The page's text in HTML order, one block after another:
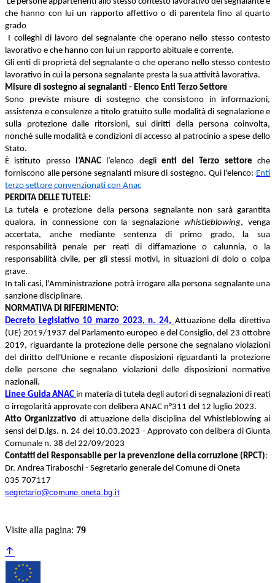
che hanno con lui un rapporto affettivo o di parentela fino al quarto
grado
I colleghi di lavoro del segnalante che operano nello stesso contesto
lavorativo e che hanno con lui un rapporto abituale e corrente.
Gli enti di proprietà del segnalante o che operano nello stesso contesto
lavorativo in cui la persona segnalante presta la sua attività lavorativa.
Misure di sostegno ai segnalanti - Elenco Enti Terzo Settore
Sono previste misure di sostegno che consistono in informazioni,
assistenza e consulenze a titolo gratuito sulle modalità di segnalazione e
sulla protezione dalle ritorsioni, sui diritti della persona coinvolta,
nonché sulle modalità e condizioni di accesso al patrocinio a spese dello
Stato.
È istituto presso
l’ANACl’elenco degli enti del Terzo settore che
forniscono alle persone segnalanti misure di sostegno. Qui l'elenco: Enti
terzo settore convenzionati con Anac
PERDITA DELLE TUTELE:
La tutela e protezione della persona segnalante non sarà garantita
qualora, in connessione con la segnalazionewhistleblowing, venga
accertata, anche mediante sentenza di primo grado, la sua
responsabilità penale per reati di diffamazione o calunnia, o la
responsabilità civile, per gli stessi motivi, in situazioni di dolo o colpa
grave.
In tali casi, l'Amministrazione potrà irrogare alla persona segnalante una
sanzione disciplinare.
NORMATIVA DI RIFERIMENTO:
Decreto Legislativo 10 marzo 2023, n. 24, Attuazione della direttiva
(UE) 2019/1937 del Parlamento europeo e del Consiglio, del 23 ottobre
2019, riguardante la protezione delle persone che segnalano violazioni
del diritto dell'Unione e recante disposizioni riguardanti la protezione
delle persone che segnalano violazioni delle disposizioni normative
nazionali.
Linee Guida ANAC in materia di tutela degli autori di segnalazioni di reati
o irregolarità approvate con delibera ANAC n°311 del 12 luglio 2023.
Atto Organizzativo di attuazione della disciplina del Whistleblowing ai
sensi del D.lgs. n. 24 del 10.03.2023 - Approvato con delibera di Giunta
Comunale n. 38 del 22/09/2023
Contatti del Responsabile per la prevenzione della corruzione (RPCT):
Dr. Andrea Tiraboschi - Segretario generale del Comune di Oneta
035 707117
segretario@comune.oneta.bg.it
Visite alla pagina: 79